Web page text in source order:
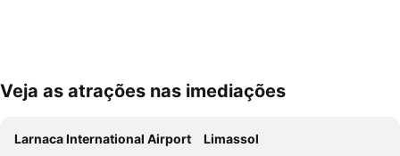
Ampliar mapa
Veja as atrações nas imediações
Larnaca International Airport
Limassol